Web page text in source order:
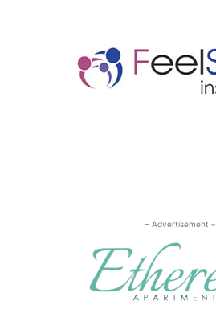
– Advertisement –